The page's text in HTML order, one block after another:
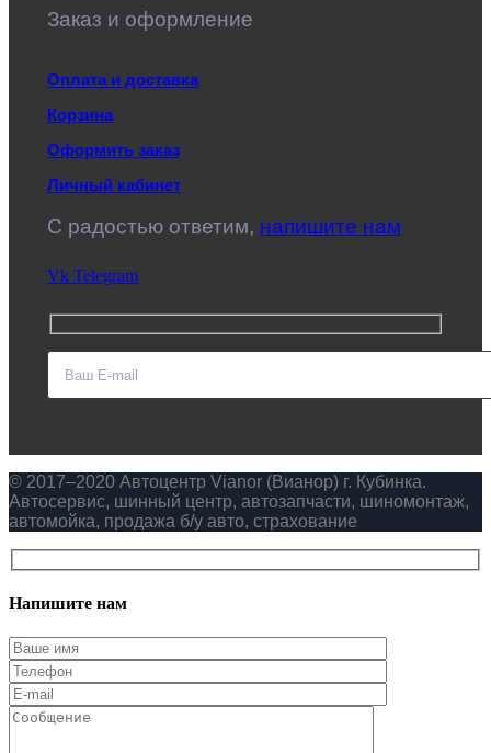
Заказ и оформление
Оплата и доставка
Корзина
Оформить заказ
Личный кабинет
C радостью ответим, напишите нам
Vk Telegram
© 2017–2020 Автоцентр Vianor (Вианор) г. Кубинка.
Автосервис, шинный центр, автозапчасти, шиномонтаж,
автомойка, продажа б/у авто, страхование
Напишите нам